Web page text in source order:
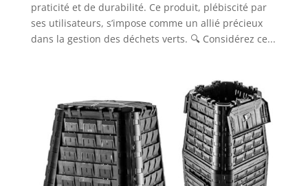
praticité et de durabilité. Ce produit, plébiscité par
ses utilisateurs, s’impose comme un allié précieux
dans la gestion des déchets verts. 🔍 Considérez ce...